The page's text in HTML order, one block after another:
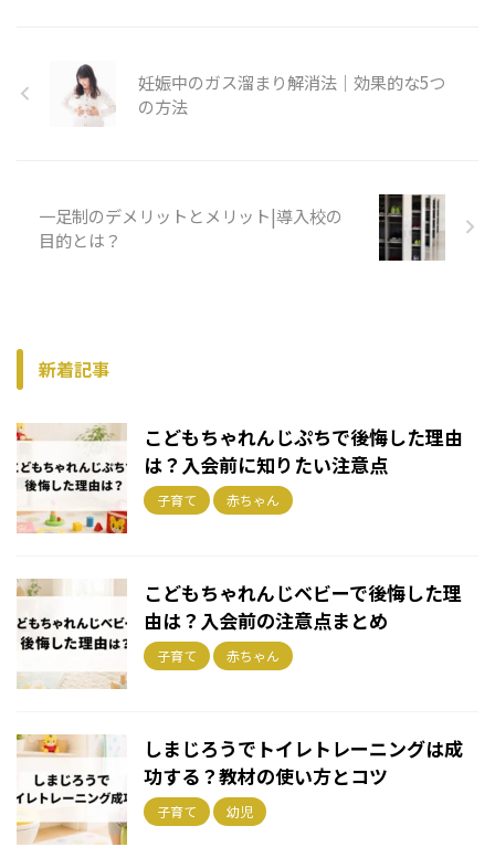
妊娠中のガス溜まり解消法｜効果的な5つ
の方法
一足制のデメリットとメリット|導入校の
目的とは？
新着記事
こどもちゃれんじぷちで後悔した理由
は？入会前に知りたい注意点
子育て 赤ちゃん
こどもちゃれんじベビーで後悔した理
由は？入会前の注意点まとめ
子育て 赤ちゃん
しまじろうでトイレトレーニングは成
功する？教材の使い方とコツ
子育て 幼児